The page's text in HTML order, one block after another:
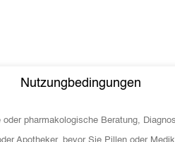
Nutzungbedingungen
pharmakologische Beratung,